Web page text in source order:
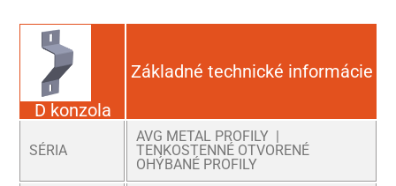
D konzola
Základné technické informácie
SÉRIA
AVG METAL PROFILY |
TENKOSTENNÉ OTVORENÉ
OHÝBANÉ PROFILY